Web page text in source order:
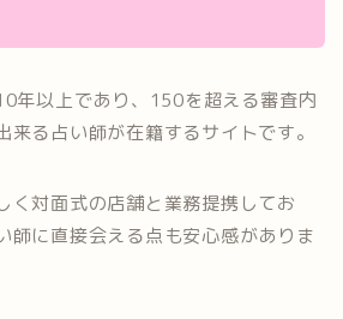
年以上であり、150を超える審査内
来る占い師が在籍するサイトです。
く対面式の店舗と業務提携してお
師に直接会える点も安心感がありま